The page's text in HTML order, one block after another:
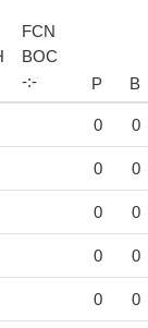
FCN
BOC
-:- P B
0 0
0 0
0 0
0 0
0 0